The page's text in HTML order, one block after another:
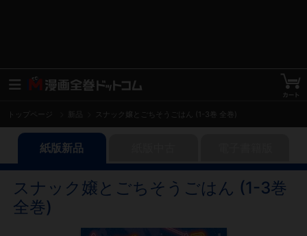
トップページ スナック嬢とごちそうごはん (1-3巻 全巻)
紙版新品
スナック嬢とごちそうごはん (1-3巻
全巻)